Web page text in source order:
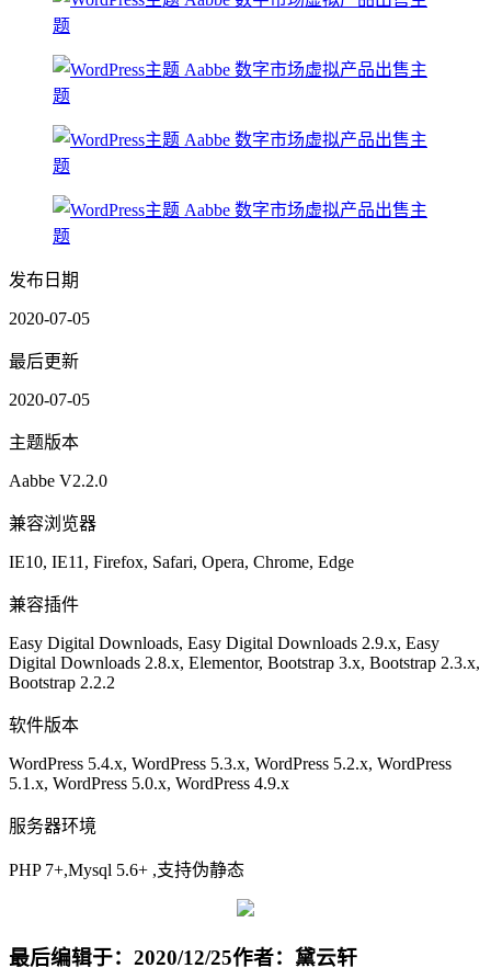
发布日期
2020-07-05
最后更新
2020-07-05
主题版本
Aabbe V2.2.0
兼容浏览器
IE10, IE11, Firefox, Safari, Opera, Chrome, Edge
兼容插件
Easy Digital Downloads, Easy Digital Downloads 2.9.x, Easy
Digital Downloads 2.8.x, Elementor, Bootstrap 3.x, Bootstrap 2.3.x,
Bootstrap 2.2.2
软件版本
WordPress 5.4.x, WordPress 5.3.x, WordPress 5.2.x, WordPress
5.1.x, WordPress 5.0.x, WordPress 4.9.x
服务器环境
PHP 7+,Mysql 5.6+ ,支持伪静态
最后编辑于：2020/12/25作者：黛云轩